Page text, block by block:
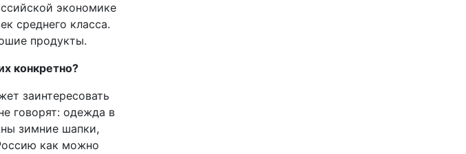
экономике
среднего класса.
продукты.
конкретно?
заинтересовать
говорят: одежда в
зимние шапки,
как можно